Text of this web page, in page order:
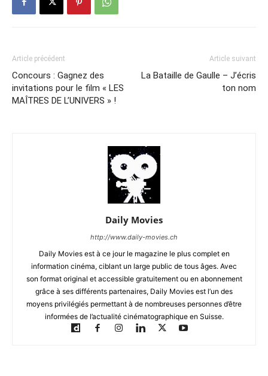
Article précédent
Concours : Gagnez des
invitations pour le film « LES
MAÎTRES DE L’UNIVERS » !
Article suivant
La Bataille de Gaulle – J’écris
ton nom
Daily Movies
http://www.daily-movies.ch
Daily Movies est à ce jour le magazine le plus complet en
information cinéma, ciblant un large public de tous âges. Avec
son format original et accessible gratuitement ou en abonnement
grâce à ses différents partenaires, Daily Movies est l’un des
moyens privilégiés permettant à de nombreuses personnes d’être
informées de l’actualité cinématographique en Suisse.